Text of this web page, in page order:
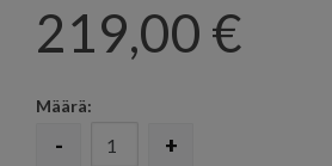
219,00 €
Määrä:
- +